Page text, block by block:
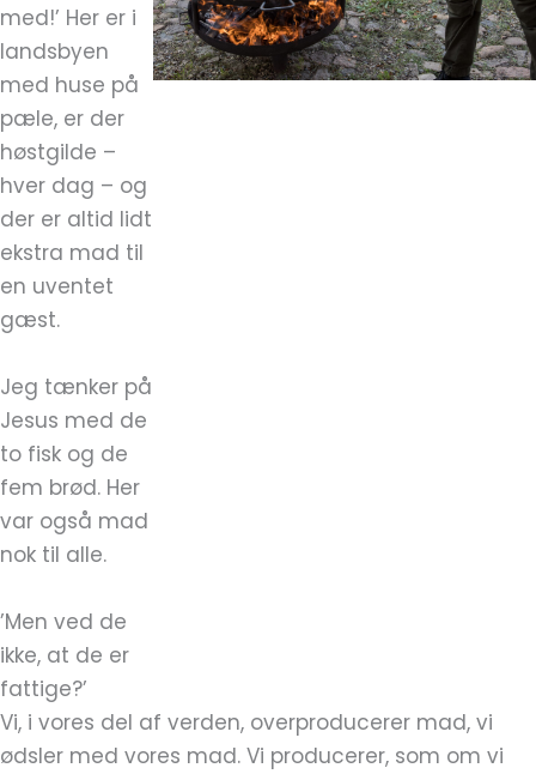
med!’ Her er i
landsbyen
med huse på
pæle, er der
høstgilde –
hver dag – og
der er altid lidt
ekstra mad til
en uventet
gæst.
Jeg tænker på
Jesus med de
to fisk og de
fem brød. Her
var også mad
nok til alle.
’Men ved de
ikke, at de er
fattige?’
Vi, i vores del af verden, overproducerer mad, vi
ødsler med vores mad. Vi producerer, som om vi